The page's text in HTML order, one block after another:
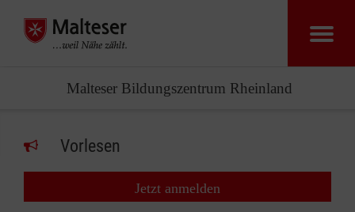
Malteser Bildungszentrum Rheinland
Vorlesen
Jetzt anmelden